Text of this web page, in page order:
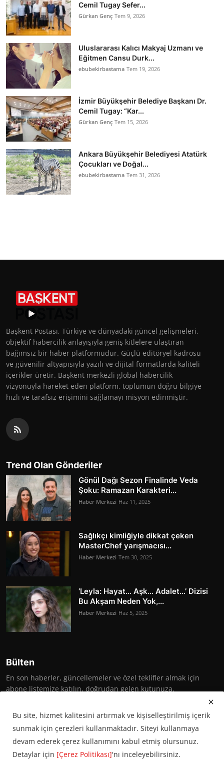
Cemil Tugay Sefer...
Gürkan Genç Tem 9, 2026
Uluslararası Kalıcı Makyaj Uzmanı ve
Eğitmen Cansu Durk...
ebubekirbastama Tem 19, 2026
İzmir Büyükşehir Belediye Başkanı Dr.
Cemil Tugay: “Kar...
Gürkan Genç Tem 15, 2026
Ankara Büyükşehir Belediyesi Atatürk
Çocukları ve Doğal...
ebubekirbastama Tem 31, 2026
Başkent Postası, Türkiye ve dünyadaki güncel gelişmeleri,
objektif habercilik anlayışıyla geniş kitlelere ulaştıran
bağımsız bir haber platformudur. Güçlü editöryel kadrosu
ve güvenilir altyapısıyla yazılı ve dijital formatlarda kaliteli
içerikler üretir. Başkent merkezli global habercilik
vizyonuyla hareket eden platform, toplumun doğru bilgiye
hızlı ve tarafsız erişimini sağlamayı misyon edinmiştir.
Trend Olan Gönderiler
Gönül Dağı Sezon Finalinde Veda
Şoku: Ramazan Karakteri...
Haber Merkezi Haz 11, 2025
Sağlıkçı kimliğiyle dikkat çeken
MasterChef yarışmacısı...
Haber Merkezi Tem 30, 2025
‘Leyla: Hayat… Aşk… Adalet…’ Dizisi
Bu Akşam Neden Yok,...
Haber Merkezi Haz 5, 2025
Bülten
En son haberler, güncellemeler ve özel teklifler almak için
abone listemize katılın, doğrudan gelen kutunuza.
Abone Ol
Bu site, hizmet kalitesini artırmak ve kişiselleştirilmiş içerik
sunmak için çerezleri kullanmaktadır. Siteyi kullanmaya
devam ederek çerez kullanımını kabul etmiş olursunuz.
Detaylar için [Çerez Politikası]'nı inceleyebilirsiniz.